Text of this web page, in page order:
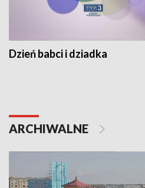
Dzień babci i dziadka
ARCHIWALNE